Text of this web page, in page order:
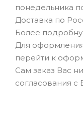
понедельника
Доставка по
Более
Для оформления
перейти к
Сам заказ Вас
согласования с